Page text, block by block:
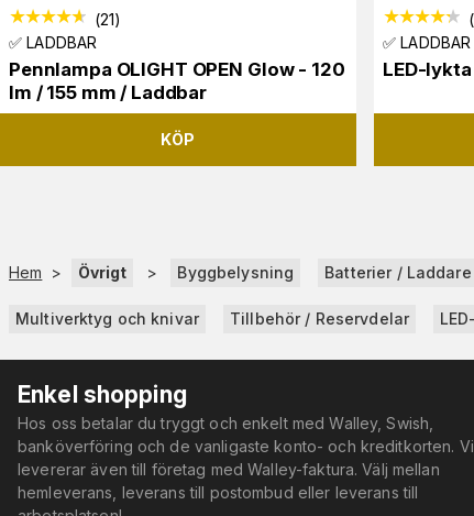
(21)
✅ LADDBAR
Pennlampa OLIGHT OPEN Glow - 120
lm / 155 mm / Laddbar
KÖP
(
✅ LADDBAR
LED-
Hem > Övrigt > Byggbelysning Batterier / Laddare
Multiverktyg och knivar Tillbehör / Reservdelar
Enkel shopping
Hos oss betalar du tryggt och enkelt med Walley, Swish,
banköverföring och de vanligaste konto- och kreditkorten. Vi
levererar även till företag med Walley-faktura. Välj mellan
hemleverans, leverans till postombud eller leverans till